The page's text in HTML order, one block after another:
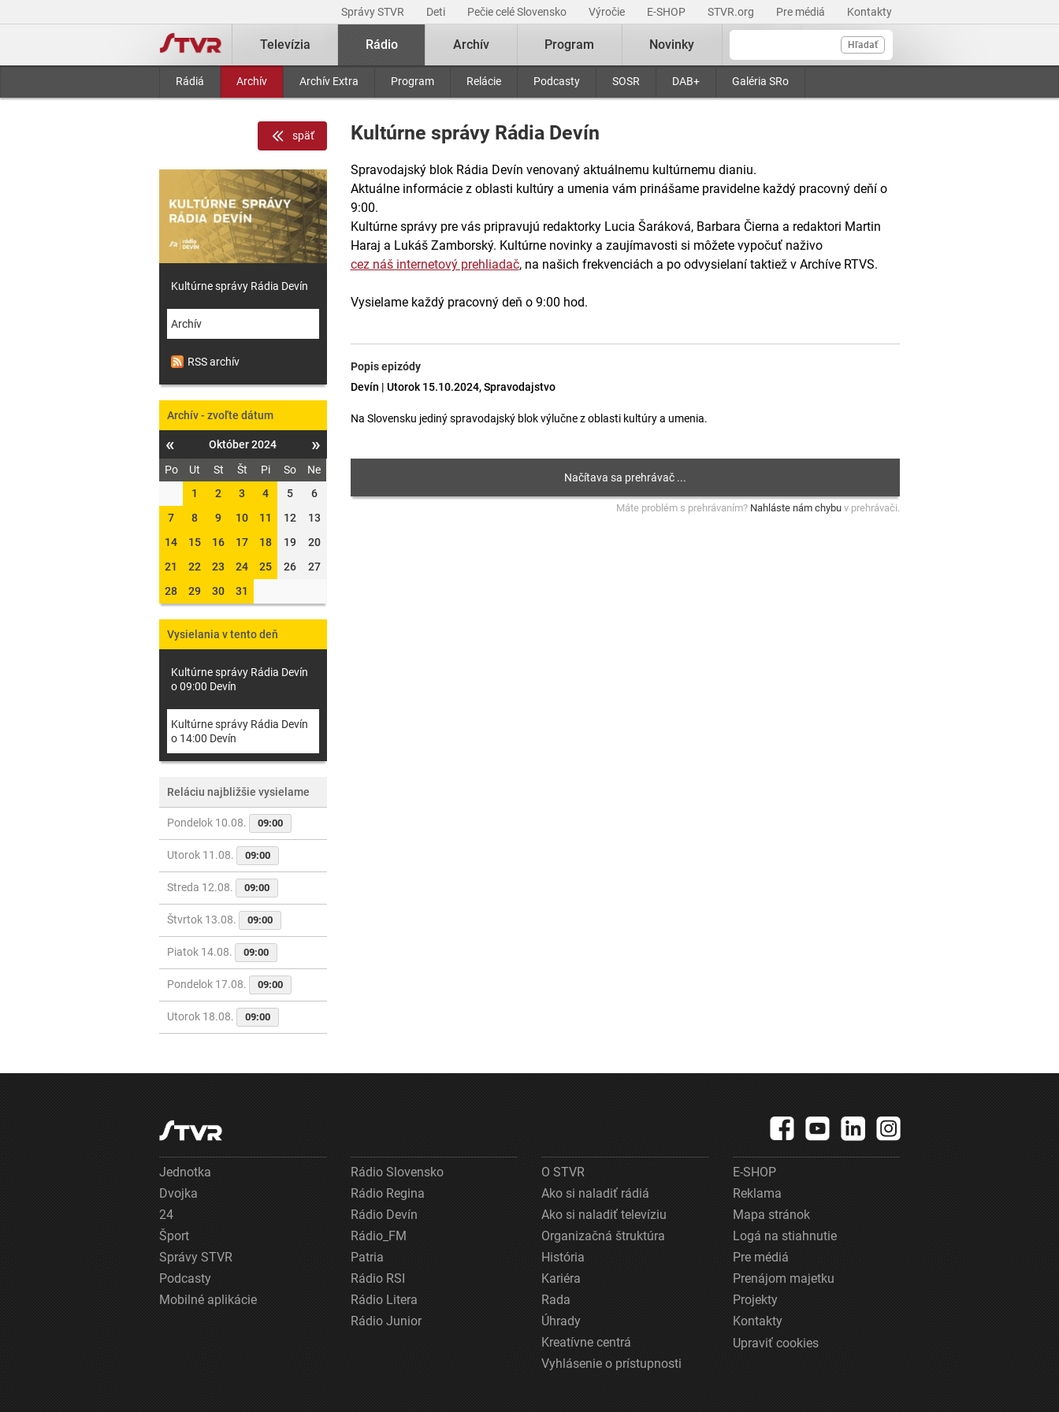
Správy STVR Deti Pečie celé Slovensko Výročie E-SHOP STVR.org Pre médiá Kontakty
Hľadať
Televízia Rádio
Rádiá Archív Archív Extra Program Relácie Podcasty SOSR DAB+ Galéria SRo
Archív Program Novinky
Kultúrne správy Rádia Devín
Spravodajský blok Rádia Devín venovaný aktuálnemu kultúrnemu dianiu.
Aktuálne informácie z oblasti kultúry a umenia vám prinášame pravidelne každý pracovný deňí o
9:00.
Kultúrne správy pre vás pripravujú redaktorky Lucia Šaráková, Barbara Čierna a redaktori Martin
Haraj a Lukáš Zamborský. Kultúrne novinky a zaujímavosti si môžete vypočuť naživo
cez náš internetový prehliadač, na našich frekvenciách a po odvysielaní taktiež v Archíve RTVS.
Vysielame každý pracovný deň o 9:00 hod.
Popis epizódy
Devín | Utorok 15.10.2024, Spravodajstvo
Na Slovensku jediný spravodajský blok výlučne z oblasti kultúry a umenia.
Máte problém s prehrávaním? Nahláste nám chybu v prehrávači.
späť
Kultúrne správy Rádia Devín
Archív
RSS archív
Archív - zvoľte dátum
« Október 2024 »
Po Ut St Št Pi So
Ne
1
2 3 4 5
6
7
8 9 10 11 12
13
14
15 16 17 18 19
20
21
22 23 24 25 26
27
28
29 30 31
Vysielania v tento deň
Kultúrne správy Rádia Devín
o 09:00 Devín
Kultúrne správy Rádia Devín
o 14:00 Devín
Reláciu najbližšie vysielame
Pondelok 10.08. 09:00
Utorok 11.08. 09:00
Streda 12.08. 09:00
Štvrtok 13.08. 09:00
Piatok 14.08. 09:00
Pondelok 17.08. 09:00
Utorok 18.08. 09:00
Jednotka
Dvojka
24
Šport
Správy STVR
Podcasty
Mobilné aplikácie
Rádio Slovensko
Rádio Regina
Rádio Devín
Rádio_FM
Patria
Rádio RSI
Rádio Litera
Rádio Junior
O STVR
Ako si naladiť rádiá
Ako si naladiť televíziu
Organizačná štruktúra
História
Kariéra
Rada
Úhrady
Kreatívne centrá
Vyhlásenie o prístupnosti
E-SHOP
Reklama
Mapa stránok
Logá na stiahnutie
Pre médiá
Prenájom majetku
Projekty
Kontakty
Upraviť cookies